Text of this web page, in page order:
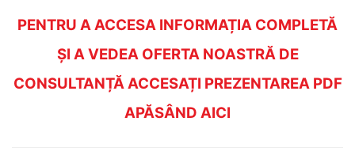
PENTRU A ACCESA INFORMAȚIA COMPLETĂ
ȘI A VEDEA OFERTA NOASTRĂ DE
CONSULTANȚĂ ACCESAȚI PREZENTAREA PDF
APĂSÂND AICI